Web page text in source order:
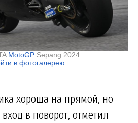
MotoGP Sepang 2024
в фотогалерею
хороша на прямой, но
в поворот, отметил